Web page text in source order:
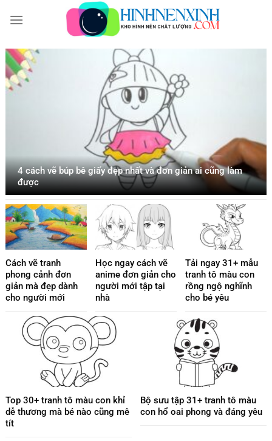
qua
dung
4 cách vẽ búp bê giấy đẹp nhất và đơn giản ai cũng làm
được
Cách vẽ tranh
phong cảnh đơn
giản mà đẹp dành
cho người mới
Học ngay cách vẽ
anime đơn giản cho
người mới tập tại
nhà
Tải ngay 31+ mẫu
tranh tô màu con
rồng ngộ nghĩnh
cho bé yêu
Top 30+ tranh tô màu con khỉ
dễ thương mà bé nào cũng mê
tít
Bộ sưu tập 31+ tranh tô màu
con hổ oai phong và đáng yêu